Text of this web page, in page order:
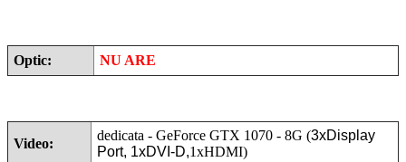
Optic: NU ARE
Video:
dedicata - GeForce GTX 1070 - 8G (3xDisplay
Port, 1xDVI-D,1xHDMI)